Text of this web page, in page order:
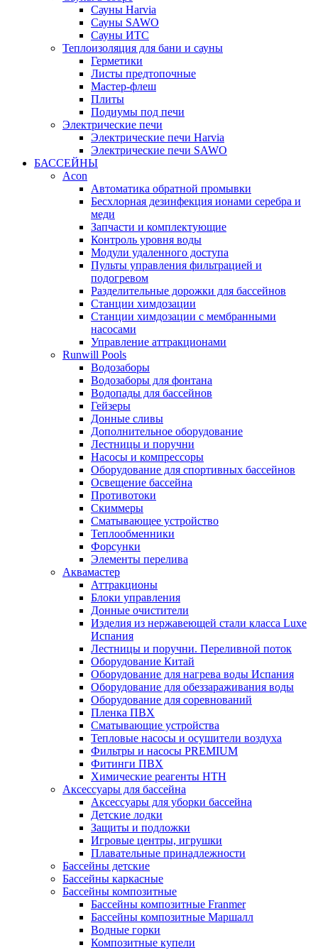
Cауны Harvia
Сауны SAWO
Сауны ИТС
Теплоизоляция для бани и сауны
Герметики
Листы предтопочные
Мастер-флеш
Плиты
Подиумы под печи
Электрические печи
Электрические печи Harvia
Электрические печи SAWO
БАССЕЙНЫ
Acon
Автоматика обратной промывки
Беcхлорная дезинфекция ионами серебра и
меди
Запчасти и комплектующие
Контроль уровня воды
Модули удаленного доступа
Пульты управления фильтрацией и
подогревом
Разделительные дорожки для бассейнов
Станции химдозации
Станции химдозации с мембранными
насосами
Управление аттракционами
Runwill Pools
Водозаборы
Водозаборы для фонтана
Водопады для бассейнов
Гейзеры
Донные сливы
Дополнительное оборудование
Лестницы и поручни
Насосы и компрессоры
Оборудование для спортивных бассейнов
Освещение бассейна
Противотоки
Скиммеры
Сматывающее устройство
Теплообменники
Форсунки
Элементы перелива
Аквамастер
Аттракционы
Блоки управления
Донные очистители
Изделия из нержавеющей стали класса Luxe
Испания
Лестницы и поручни. Переливной поток
Оборудование Китай
Оборудование для нагрева воды Испания
Оборудование для обеззараживания воды
Оборудование для соревнований
Пленка ПВХ
Сматывающие устройства
Тепловые насосы и осушители воздуха
Фильтры и насосы PREMIUM
Фитинги ПВХ
Химические реагенты HTH
Аксессуары для бассейна
Аксессуары для уборки бассейна
Детские лодки
Защиты и подложки
Игровые центры, игрушки
Плавательные принадлежности
Бассейны детские
Бассейны каркасные
Бассейны композитные
Бассейны композитные Franmer
Бассейны композитные Маршалл
Водные горки
Композитные купели